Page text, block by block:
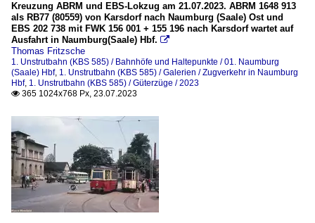
Kreuzung ABRM und EBS-Lokzug am 21.07.2023. ABRM 1648 913
als RB77 (80559) von Karsdorf nach Naumburg (Saale) Ost und
EBS 202 738 mit FWK 156 001 + 155 196 nach Karsdorf wartet auf
Ausfahrt in Naumburg(Saale) Hbf. 
Thomas Fritzsche
1. Unstrutbahn (KBS 585) / Bahnhöfe und Haltepunkte / 01. Naumburg
(Saale) Hbf, 1. Unstrutbahn (KBS 585) / Galerien / Zugverkehr in Naumburg
Hbf, 1. Unstrutbahn (KBS 585) / Güterzüge / 2023
 365 1024x768 Px, 23.07.2023